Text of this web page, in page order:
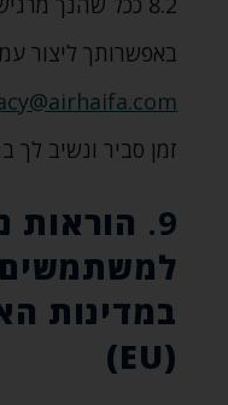
באפשרותך ליצור
זמן סביר ונשיב לך
9. הוראות
במדינות
(EU)